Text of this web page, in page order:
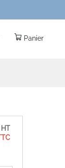
Panier
Prix
Spécial